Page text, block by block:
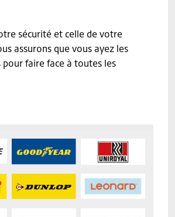
sécurité et celle de votre
assurons que vous ayez les
pour faire face à toutes les